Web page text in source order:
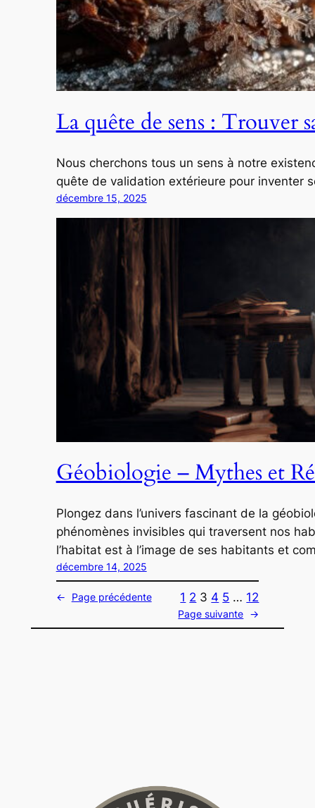
La quête de sens : Trouver
Nous cherchons tous un sens à notre
quête de validation extérieure pour inventer
décembre 15, 2025
Géobiologie – Mythes et
Plongez dans l’univers fascinant de la
phénomènes invisibles qui traversent nos
l’habitat est à l’image de ses habitants et
décembre 14, 2025
← Page précédente 1 2 3 4 5 … 12
Page suivante →